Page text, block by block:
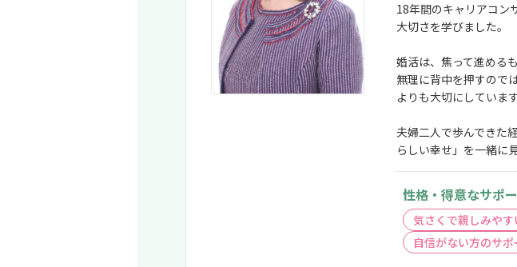
18年間のキャリアコン
大切さを学びました。
婚活は、焦って進める
無理に背中を押すので
よりも大切にしています
夫婦二人で歩んできた
らしい幸せ」を一緒に
性格・得意なサポ
気さくで親しみやす
自信がない方のサ